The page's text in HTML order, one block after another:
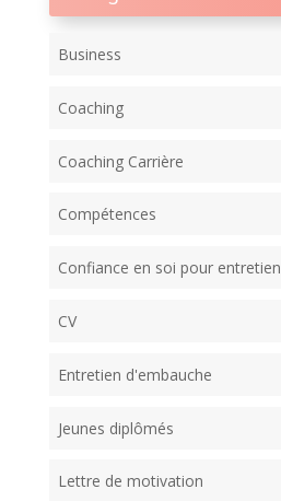
Business
Coaching
Coaching Carrière
Compétences
Confiance en soi pour entretien
CV
Entretien d'embauche
Jeunes diplômés
Lettre de motivation